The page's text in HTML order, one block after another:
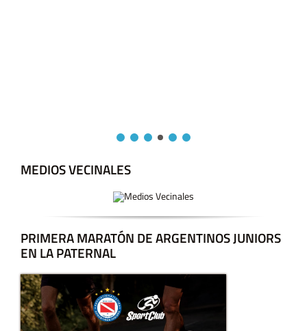
MEDIOS VECINALES
PRIMERA MARATÓN DE ARGENTINOS JUNIORS
EN LA PATERNAL